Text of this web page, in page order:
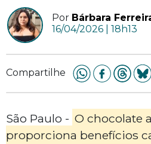
Por Bárbara
16/04/2026 | 18h13
Compartilhe
São Paulo - O chocolate
proporciona benefícios